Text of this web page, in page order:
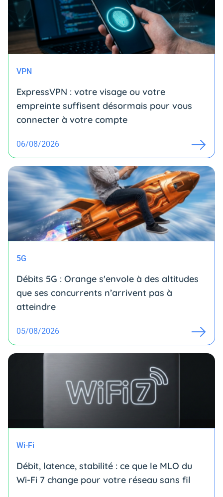
VPN
ExpressVPN : votre visage ou votre
empreinte suffisent désormais pour vous
connecter à votre compte
06/08/2026
5G
Débits 5G : Orange s'envole à des altitudes
que ses concurrents n’arrivent pas à
atteindre
05/08/2026
Wi-Fi
Débit, latence, stabilité : ce que le MLO du
Wi-Fi 7 change pour votre réseau sans fil